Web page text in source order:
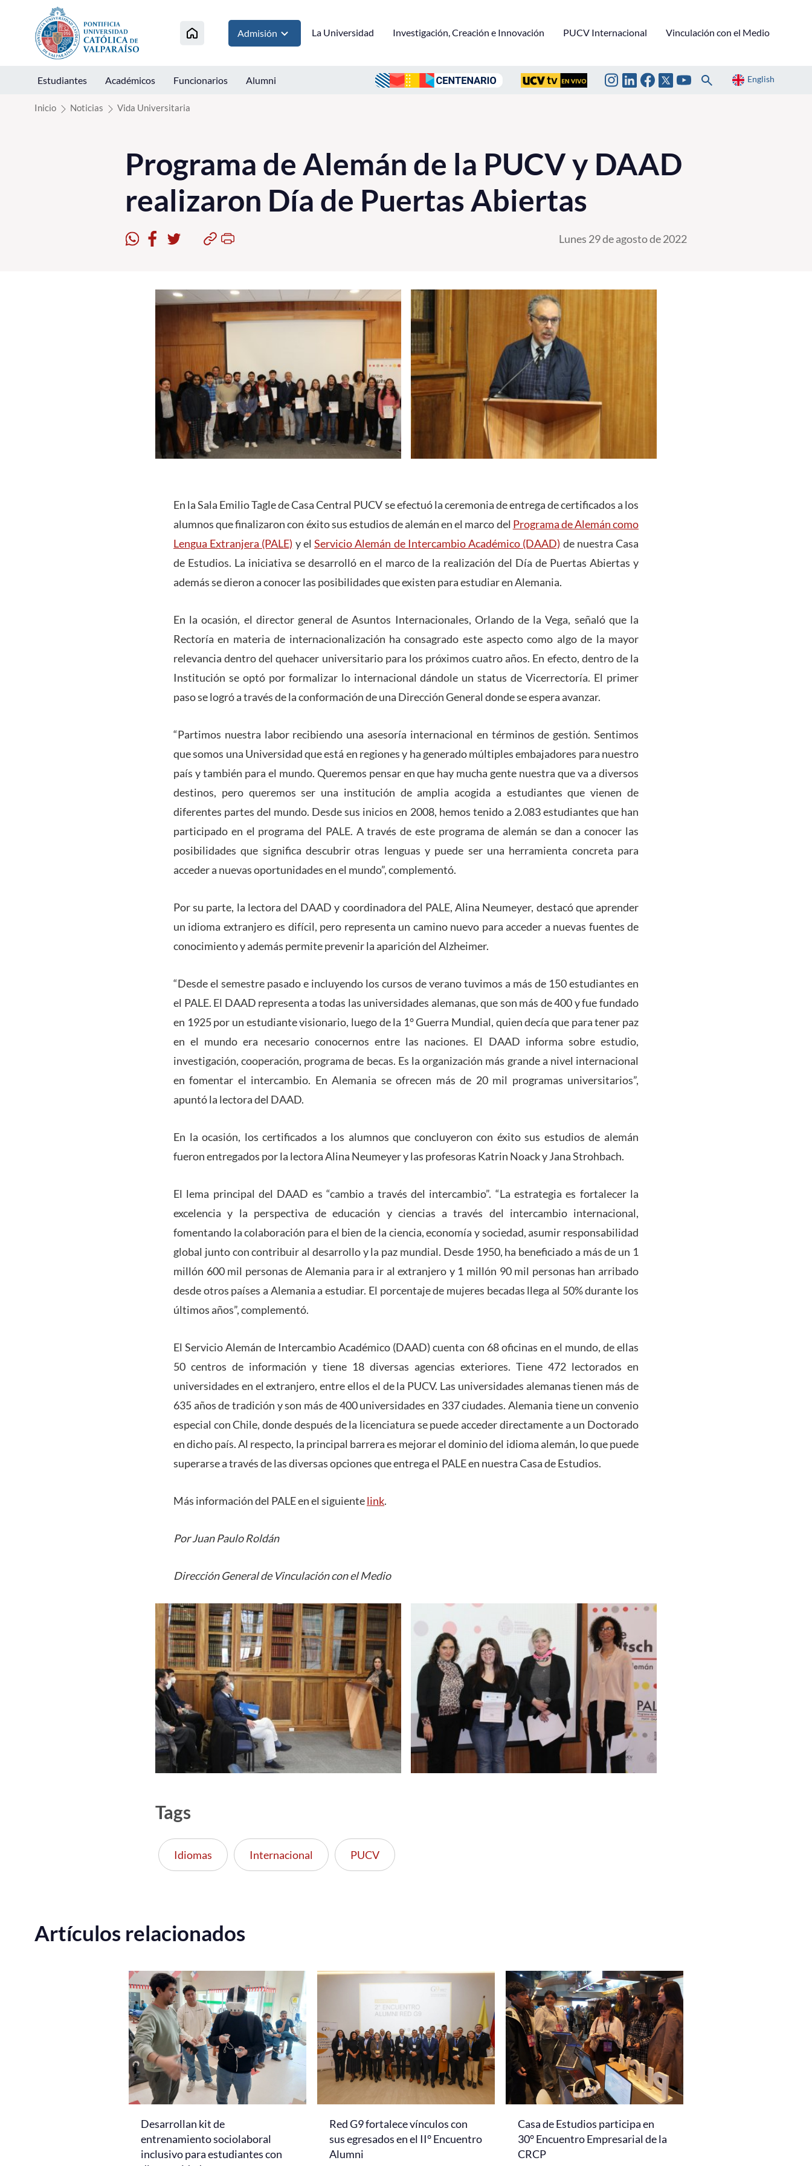
Click acá para ir directamente al contenido
Admisión La Universidad Investigación, Creación e Innovación PUCV Internacional Vinculación con el Medio
Estudiantes Académicos Funcionarios Alumni English
Inicio Noticias Vida Universitaria
Programa de Alemán de la PUCV y DAAD
realizaron Día de Puertas Abiertas
Lunes 29 de agosto de 2022
En la Sala Emilio Tagle de Casa Central PUCV se efectuó la ceremonia de entrega de certificados a los
alumnos que finalizaron con éxito sus estudios de alemán en el marco del Programa de Alemán como
Lengua Extranjera (PALE) y elServicio Alemán de Intercambio Académico (DAAD) de nuestra Casa
de Estudios. La iniciativa se desarrolló en el marco de la realización del Día de Puertas Abiertas y
además se dieron a conocer las posibilidades que existen para estudiar en Alemania.
En la ocasión, el director general de Asuntos Internacionales, Orlando de la Vega, señaló que la
Rectoría en materia de internacionalización ha consagrado este aspecto como algo de la mayor
relevancia dentro del quehacer universitario para los próximos cuatro años. En efecto, dentro de la
Institución se optó por formalizar lo internacional dándole un status de Vicerrectoría. El primer
paso se logró a través de la conformación de una Dirección General donde se espera avanzar.
“Partimos nuestra labor recibiendo una asesoría internacional en términos de gestión. Sentimos
que somos una Universidad que está en regiones y ha generado múltiples embajadores para nuestro
país y también para el mundo. Queremos pensar en que hay mucha gente nuestra que va a diversos
destinos, pero queremos ser una institución de amplia acogida a estudiantes que vienen de
diferentes partes del mundo. Desde sus inicios en 2008, hemos tenido a 2.083 estudiantes que han
participado en el programa del PALE. A través de este programa de alemán se dan a conocer las
posibilidades que significa descubrir otras lenguas y puede ser una herramienta concreta para
acceder a nuevas oportunidades en el mundo”, complementó.
Por su parte, la lectora del DAAD y coordinadora del PALE, Alina Neumeyer, destacó que aprender
un idioma extranjero es difícil, pero representa un camino nuevo para acceder a nuevas fuentes de
conocimiento y además permite prevenir la aparición del Alzheimer.
“Desde el semestre pasado e incluyendo los cursos de verano tuvimos a más de 150 estudiantes en
el PALE. El DAAD representa a todas las universidades alemanas, que son más de 400 y fue fundado
en 1925 por un estudiante visionario, luego de la 1° Guerra Mundial, quien decía que para tener paz
en el mundo era necesario conocernos entre las naciones. El DAAD informa sobre estudio,
investigación, cooperación, programa de becas. Es la organización más grande a nivel internacional
en fomentar el intercambio. En Alemania se ofrecen más de 20 mil programas universitarios”,
apuntó la lectora del DAAD.
En la ocasión, los certificados a los alumnos que concluyeron con éxito sus estudios de alemán
fueron entregados por la lectora Alina Neumeyer y las profesoras Katrin Noack y Jana Strohbach.
El lema principal del DAAD es “cambio a través del intercambio”. “La estrategia es fortalecer la
excelencia y la perspectiva de educación y ciencias a través del intercambio internacional,
fomentando la colaboración para el bien de la ciencia, economía y sociedad, asumir responsabilidad
global junto con contribuir al desarrollo y la paz mundial. Desde 1950, ha beneficiado a más de un 1
millón 600 mil personas de Alemania para ir al extranjero y 1 millón 90 mil personas han arribado
desde otros países a Alemania a estudiar. El porcentaje de mujeres becadas llega al 50% durante los
últimos años”, complementó.
El Servicio Alemán de Intercambio Académico (DAAD) cuenta con 68 oficinas en el mundo, de ellas
50 centros de información y tiene 18 diversas agencias exteriores. Tiene 472 lectorados en
universidades en el extranjero, entre ellos el de la PUCV. Las universidades alemanas tienen más de
635 años de tradición y son más de 400 universidades en 337 ciudades. Alemania tiene un convenio
especial con Chile, donde después de la licenciatura se puede acceder directamente a un Doctorado
en dicho país. Al respecto, la principal barrera es mejorar el dominio del idioma alemán, lo que puede
superarse a través de las diversas opciones que entrega el PALE en nuestra Casa de Estudios.
Más información del PALE en el siguientelink.
Por Juan Paulo Roldán
Dirección General de Vinculación con el Medio
Tags
Idiomas Internacional PUCV
Artículos relacionados
Desarrollan kit de
entrenamiento sociolaboral
inclusivo para estudiantes con
Red G9 fortalece vínculos con
sus egresados en el II° Encuentro
Alumni
Casa de Estudios participa en
30° Encuentro Empresarial de la
CRCP